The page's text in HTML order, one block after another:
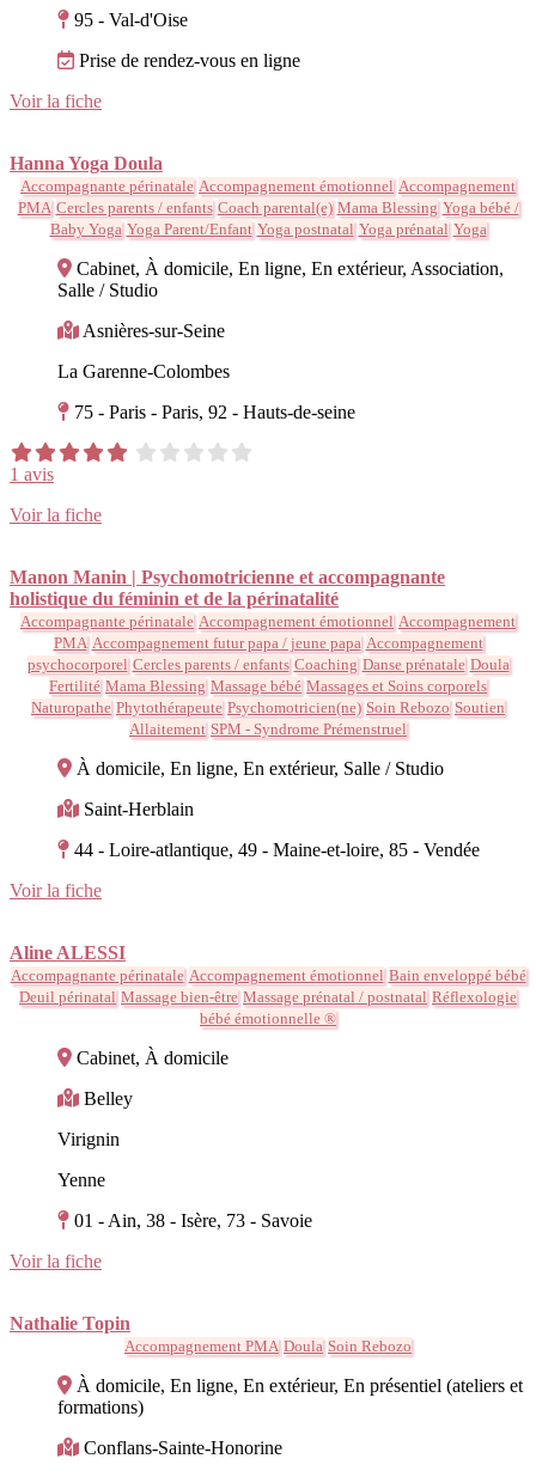
95 - Val-d'Oise
Prise de rendez-vous en ligne
Voir la fiche
Hanna Yoga Doula
Accompagnante périnatale Accompagnement émotionnel Accompagnement
PMA Cercles parents / enfants Coach parental(e) Mama Blessing Yoga bébé /
Baby Yoga Yoga Parent/Enfant Yoga postnatal Yoga prénatal Yoga
Cabinet, À domicile, En ligne, En extérieur, Association,
Salle / Studio
Asnières-sur-Seine
La Garenne-Colombes
75 - Paris - Paris, 92 - Hauts-de-seine
1 avis
Voir la fiche
Manon Manin | Psychomotricienne et accompagnante
holistique du féminin et de la périnatalité
Accompagnante périnatale Accompagnement émotionnel Accompagnement
PMA Accompagnement futur papa / jeune papa Accompagnement
psychocorporel Cercles parents / enfants Coaching Danse prénatale Doula
Fertilité Mama Blessing Massage bébé Massages et Soins corporels
Naturopathe Phytothérapeute Psychomotricien(ne) Soin Rebozo Soutien
Allaitement SPM - Syndrome Prémenstruel
À domicile, En ligne, En extérieur, Salle / Studio
Saint-Herblain
44 - Loire-atlantique, 49 - Maine-et-loire, 85 - Vendée
Voir la fiche
Aline ALESSI
Accompagnante périnatale Accompagnement émotionnel Bain enveloppé bébé
Deuil périnatal Massage bien-être Massage prénatal / postnatal Réflexologie
bébé émotionnelle ®
Cabinet, À domicile
Belley
Virignin
Yenne
01 - Ain, 38 - Isère, 73 - Savoie
Voir la fiche
Nathalie Topin
Accompagnement PMA Doula Soin Rebozo
À domicile, En ligne, En extérieur, En présentiel (ateliers et
formations)
Conflans-Sainte-Honorine